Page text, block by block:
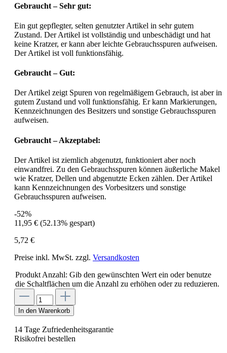
Gebraucht – Sehr gut:
Ein gut gepflegter, selten genutzter Artikel in sehr gutem
Zustand. Der Artikel ist vollständig und unbeschädigt und hat
keine Kratzer, er kann aber leichte Gebrauchsspuren aufweisen.
Der Artikel ist voll funktionsfähig.
Gebraucht – Gut:
Der Artikel zeigt Spuren von regelmäßigem Gebrauch, ist aber in
gutem Zustand und voll funktionsfähig. Er kann Markierungen,
Kennzeichnungen des Besitzers und sonstige Gebrauchsspuren
aufweisen.
Gebraucht – Akzeptabel:
Der Artikel ist ziemlich abgenutzt, funktioniert aber noch
einwandfrei. Zu den Gebrauchsspuren können äußerliche Makel
wie Kratzer, Dellen und abgenutzte Ecken zählen. Der Artikel
kann Kennzeichnungen des Vorbesitzers und sonstige
Gebrauchsspuren aufweisen.
-52%
11,95 € (52.13% gespart)
5,72 €
Preise inkl. MwSt. zzgl. Versandkosten
Produkt Anzahl: Gib den gewünschten Wert ein oder benutze
die Schaltflächen um die Anzahl zu erhöhen oder zu reduzieren.
In den Warenkorb
14 Tage Zufriedenheitsgarantie
Risikofrei bestellen